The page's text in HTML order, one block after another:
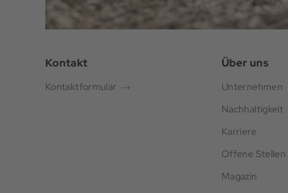
Kontakt
Kontaktformular
Über uns
Unternehmen
Nachhaltigkeit
Karriere
Offene Stellen
Magazin